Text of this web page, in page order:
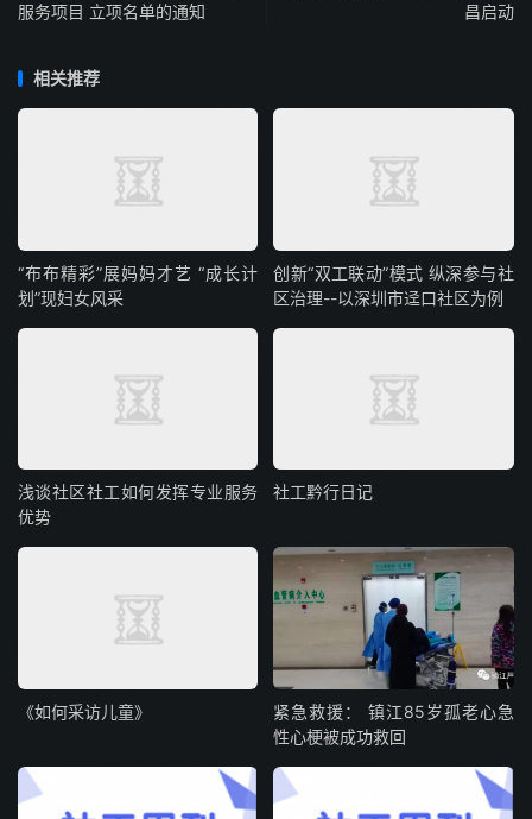
服务项目 立项名单的通知
昌启动
相关推荐
“布布精彩”展妈妈才艺 “成长计
划”现妇女风采
创新“双工联动”模式 纵深参与社
区治理--以深圳市迳口社区为例
浅谈社区社工如何发挥专业服务
优势
社工黔行日记
《如何采访儿童》
紧急救援： 镇江85岁孤老心急
性心梗被成功救回